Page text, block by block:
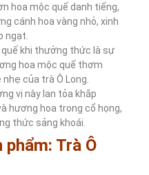
hoa mộc quế danh tiếng,
cánh hoa vàng nhỏ, xinh
ngạt.
khi thưởng thức là sự
hoa mộc quế thơm
của trà Ô Long.
vị này lan tỏa khắp
hương hoa trong cổ họng,
thức sảng khoái.
Trà Ô